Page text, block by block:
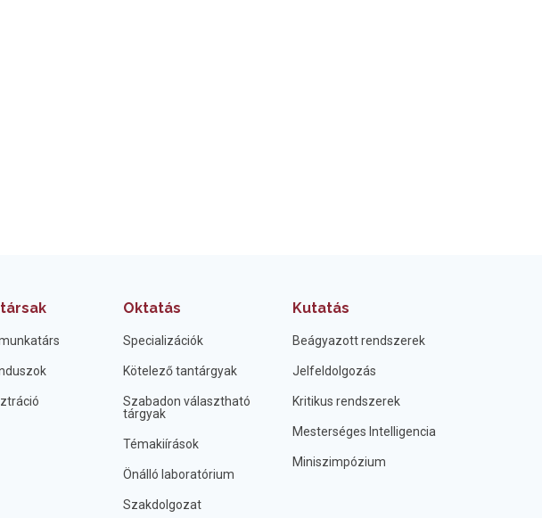
Oktatás
Specializációk
Kötelező tantárgyak
Szabadon választható
tárgyak
Témakiírások
Önálló laboratórium
Szakdolgozat
Kutatás
Beágyazott rendszerek
Jelfeldolgozás
Kritikus rendszerek
Mesterséges Intelligencia
Miniszimpózium